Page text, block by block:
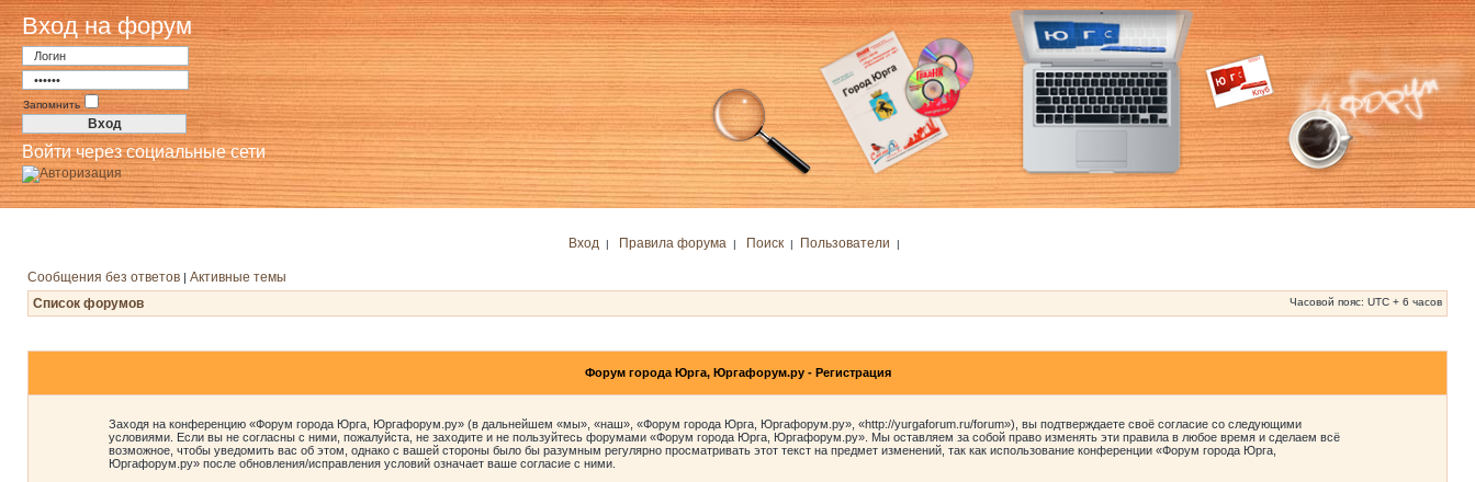
Вход на форум
Запомнить
Войти через социальные сети
Вход | Правила форума | Поиск | Пользователи |
Сообщения без ответов | Активные темы
Список форумов
Часовой пояс: UTC + 6 часов
Форум города Юрга, Юргафорум.ру - Регистрация
Заходя на конференцию «Форум города Юрга, Юргафорум.ру» (в дальнейшем «мы», «наш», «Форум города Юрга, Юргафорум.ру», «http://yurgaforum.ru/forum»), вы подтверждаете своё согласие со следующими
условиями. Если вы не согласны с ними, пожалуйста, не заходите и не пользуйтесь форумами «Форум города Юрга, Юргафорум.ру». Мы оставляем за собой право изменять эти правила в любое время и сделаем всё
возможное, чтобы уведомить вас об этом, однако с вашей стороны было бы разумным регулярно просматривать этот текст на предмет изменений, так как использование конференции «Форум города Юрга,
Юргафорум.ру» после обновления/исправления условий означает ваше согласие с ними.